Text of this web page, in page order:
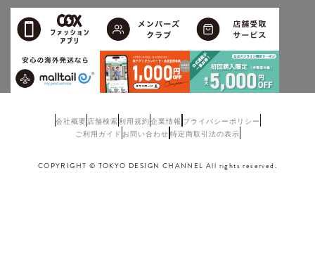
会社概要 店舗検索利用規約企業情報 プライバシーポリシー
ご利用ガイド お問い合わせ 特定商取引法の表示
COPYRIGHT © TOKYO DESIGN CHANNEL All rights reserved.